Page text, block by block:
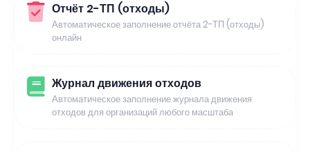
Отчёт 2-ТП (отходы)
Автоматическое заполнение отчёта 2-ТП (отходы)
онлайн
Журнал движения отходов
Автоматическое заполнение журнала движения
отходов для организаций любого масштаба